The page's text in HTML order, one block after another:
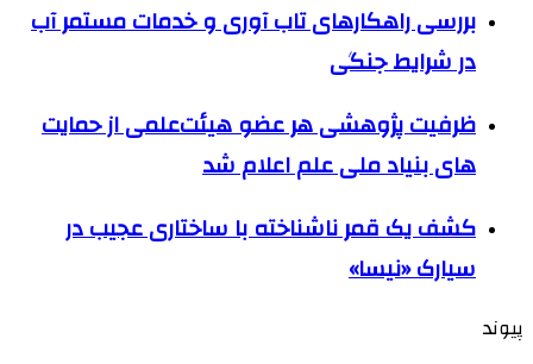
بررسی راهکارهای تاب آوری و خدمات مستمر آب
در شرایط جنگی
ظرفیت پژوهشی هر عضو هیئت‌علمی از حمایت
های بنیاد ملی علم اعلام شد
کشف یک قمر ناشناخته با ساختاری عجیب در
سیارک «نیسا»
پیوند